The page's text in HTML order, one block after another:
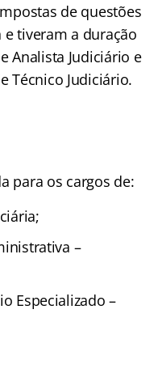
de questões
tiveram a duração
Analista Judiciário e
Técnico Judiciário.
para os cargos de:
–
Especializado –